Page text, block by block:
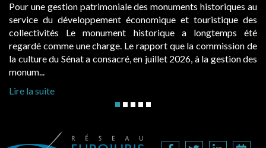
Pour une gestion patrimoniale des monuments historiques au
service du développement économique et touristique des
collectivités Le monument historique a longtemps été
regardé comme une charge. Le rapport que la commission de
la culture du Sénat a consacré, en juillet 2026, à la gestion des
monum...
Lire la suite